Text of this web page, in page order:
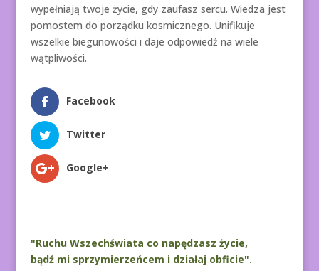
wypełniają twoje życie, gdy zaufasz sercu. Wiedza jest
pomostem do porządku kosmicznego. Unifikuje
wszelkie biegunowości i daje odpowiedź na wiele
wątpliwości.
Facebook
Twitter
Google+
"Ruchu Wszechświata co napędzasz życie,
bądź mi sprzymierzeńcem i działaj obficie".